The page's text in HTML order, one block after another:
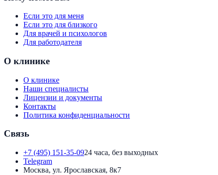
Если это для меня
Если это для близкого
Для врачей и психологов
Для работодателя
О клинике
О клинике
Наши специалисты
Лицензии и документы
Контакты
Политика конфиденциальности
Связь
+7 (495) 151-35-0924 часа, без выходных
Telegram
Москва, ул. Ярославская, 8к7